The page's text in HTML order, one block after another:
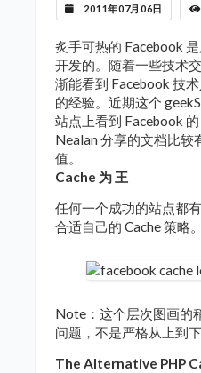
2011年07月06日
炙手可热的 Facebook
开发的。随着一些技术
渐能看到 Facebook 技
的经验。近期这个
站点上看到 Facebook 的
Nealan 分享的文档比较
值。
Cache 为 王
任何一个成功的站点都
合适自己的 Cache 策略。
Note：这个层次图画的
问题，不是严格从上到下
The Alternative PHP